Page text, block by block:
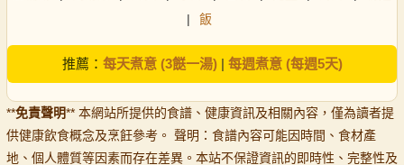
|
飯
推薦： 每天煮意 (3餸一湯)| 每週煮意 (每週5天)
**免責聲明** 本網站所提供的食譜、健康資訊及相關內容，僅為讀者提
供健康飲食概念及烹飪參考。 聲明：食譜內容可能因時間、食材產
地、個人體質等因素而存在差異。本站不保證資訊的即時性、完整性及